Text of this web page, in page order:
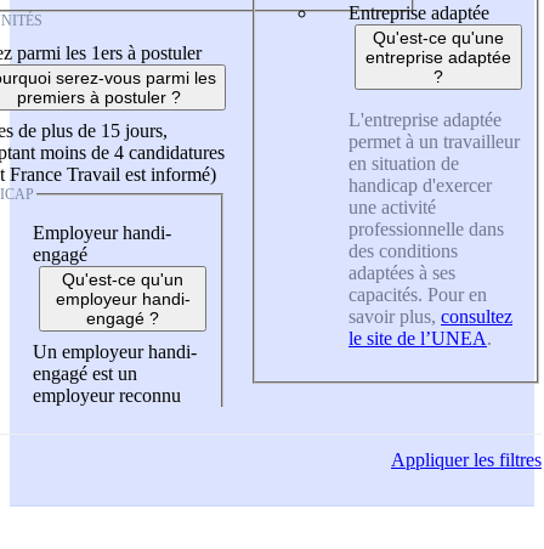
parmi les 1ers à postuler
serez-vous parmi les
premiers à postuler ?
de plus de 15 jours,
moins de 4 candidatures
France Travail est informé)
Employeur handi-
engagé
Qu'est-ce qu'un
employeur handi-
engagé ?
Un employeur handi-
engagé est un
employeur reconnu
Entreprise adaptée
Qu'est-ce qu'une
entreprise adaptée
?
L'entreprise adaptée
permet à un travailleur
en situation de
handicap d'exercer
une activité
professionnelle dans
des conditions
adaptées à ses
capacités. Pour en
savoir plus, consultez
le site de l’UNEA.
Appliquerles filtres